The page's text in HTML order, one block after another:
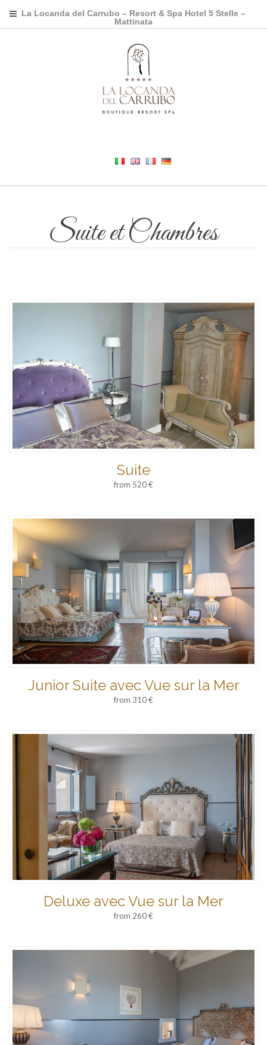
La Locanda del Carrubo – Resort & Spa Hotel 5 Stelle –
Mattinata
Suite et Chambres
Suite
from 520 €
Junior Suite avec Vue sur la Mer
from 310 €
Deluxe avec Vue sur la Mer
from 260 €